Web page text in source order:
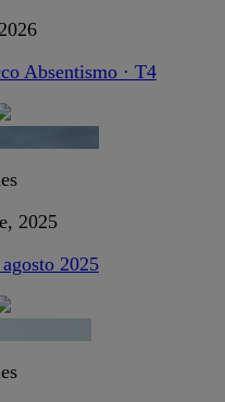
Absentismo · T4
2025
2025